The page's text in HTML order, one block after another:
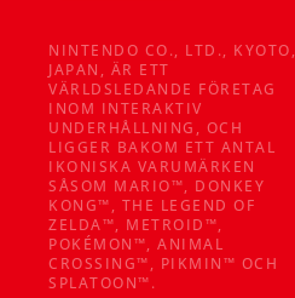
NINTENDO CO., LTD., KYOTO,
JAPAN, ÄR ETT
VÄRLDSLEDANDE FÖRETAG
INOM INTERAKTIV
UNDERHÅLLNING, OCH
LIGGER BAKOM ETT ANTAL
IKONISKA VARUMÄRKEN
SÅSOM MARIO™, DONKEY
KONG™, THE LEGEND OF
ZELDA™, METROID™,
POKÉMON™, ANIMAL
CROSSING™, PIKMIN™ OCH
SPLATOON™.